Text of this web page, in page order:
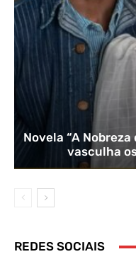
Novela “A Nobreza
vasculha
REDES SOCIAIS